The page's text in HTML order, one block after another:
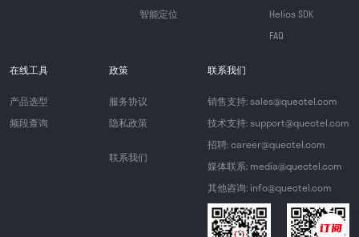
智能定位
Helios SDK
FAQ
在线工具
产品选型
频段查询
政策
服务协议
隐私政策
联系我们
联系我们
销售支持: sales@quectel.com
技术支持: support@quectel.com
招聘: career@quectel.com
媒体联系: media@quectel.com
其他咨询: info@quectel.com